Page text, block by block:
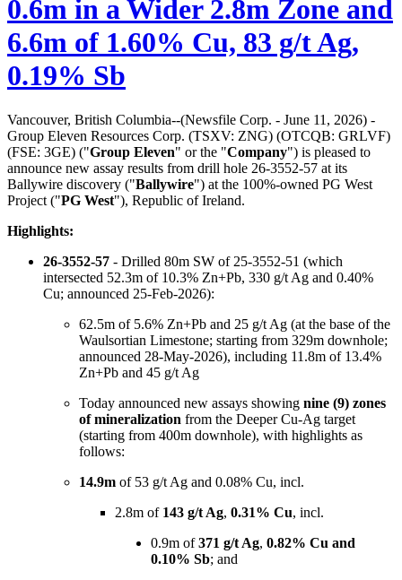
0.6m in a Wider 2.8m Zone and
6.6m of 1.60% Cu, 83 g/t Ag,
0.19% Sb
Vancouver, British Columbia--(Newsfile Corp. - June 11, 2026) -
Group Eleven Resources Corp. (TSXV: ZNG) (OTCQB: GRLVF)
(FSE: 3GE) ("Group Eleven" or the "Company") is pleased to
announce new assay results from drill hole 26-3552-57 at its
Ballywire discovery ("Ballywire") at the 100%-owned PG West
Project ("PG West"), Republic of Ireland.
Highlights:
26-3552-57 - Drilled 80m SW of 25-3552-51 (which
intersected 52.3m of 10.3% Zn+Pb, 330 g/t Ag and 0.40%
Cu; announced 25-Feb-2026):
62.5m of 5.6% Zn+Pb and 25 g/t Ag (at the base of the
Waulsortian Limestone; starting from 329m downhole;
announced 28-May-2026), including 11.8m of 13.4%
Zn+Pb and 45 g/t Ag
Today announced new assays showing nine (9) zones
of mineralization from the Deeper Cu-Ag target
(starting from 400m downhole), with highlights as
follows:
14.9m of 53 g/t Ag and 0.08% Cu, incl.
2.8m of 143 g/t Ag, 0.31% Cu, incl.
0.9m of371 g/t Ag, 0.82% Cu and
0.10% Sb; and